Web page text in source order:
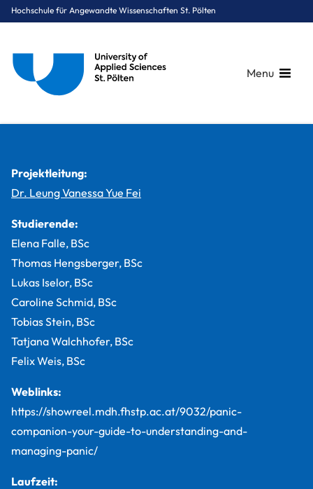
Hochschule für Angewandte Wissenschaften St. Pölten
Menu
Projektleitung:
Dr. Leung Vanessa Yue Fei
Studierende:
Elena Falle, BSc
Thomas Hengsberger, BSc
Lukas Iselor, BSc
Caroline Schmid, BSc
Tobias Stein, BSc
Tatjana Walchhofer, BSc
Felix Weis, BSc
Weblinks:
https://showreel.mdh.fhstp.ac.at/9032/panic-
companion-your-guide-to-understanding-and-
managing-panic/
Laufzeit: